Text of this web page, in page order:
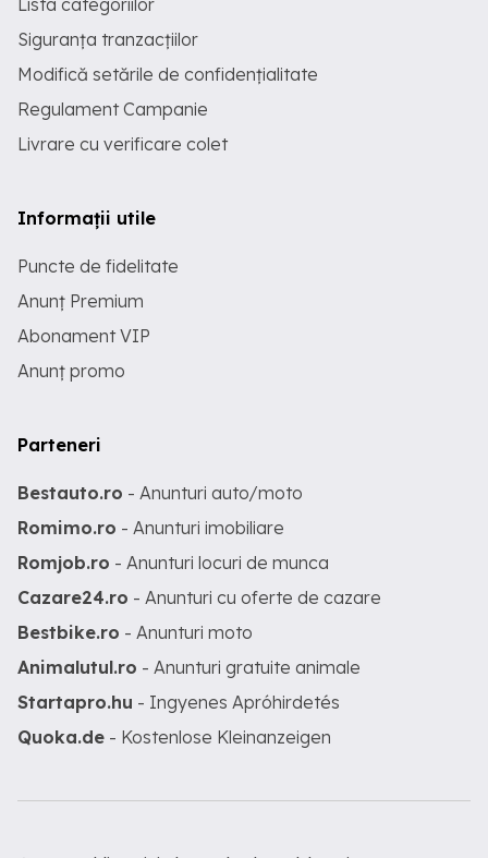
Lista categoriilor
Siguranța tranzacțiilor
Modifică setările de confidențialitate
Regulament Campanie
Livrare cu verificare colet
Informații utile
Puncte de fidelitate
Anunț Premium
Abonament VIP
Anunț promo
Parteneri
Bestauto.ro - Anunturi auto/moto
Romimo.ro - Anunturi imobiliare
Romjob.ro - Anunturi locuri de munca
Cazare24.ro - Anunturi cu oferte de cazare
Bestbike.ro - Anunturi moto
Animalutul.ro - Anunturi gratuite animale
Startapro.hu - Ingyenes Apróhirdetés
Quoka.de - Kostenlose Kleinanzeigen